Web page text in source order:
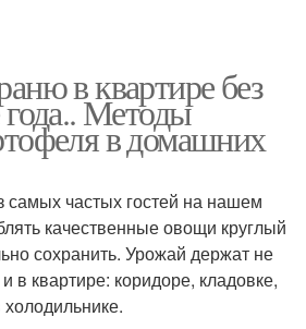
в квартире без
года.. Методы
в домашних
частых гостей на нашем
качественные овощи круглый
сохранить. Урожай держат не
в квартире: коридоре, кладовке,